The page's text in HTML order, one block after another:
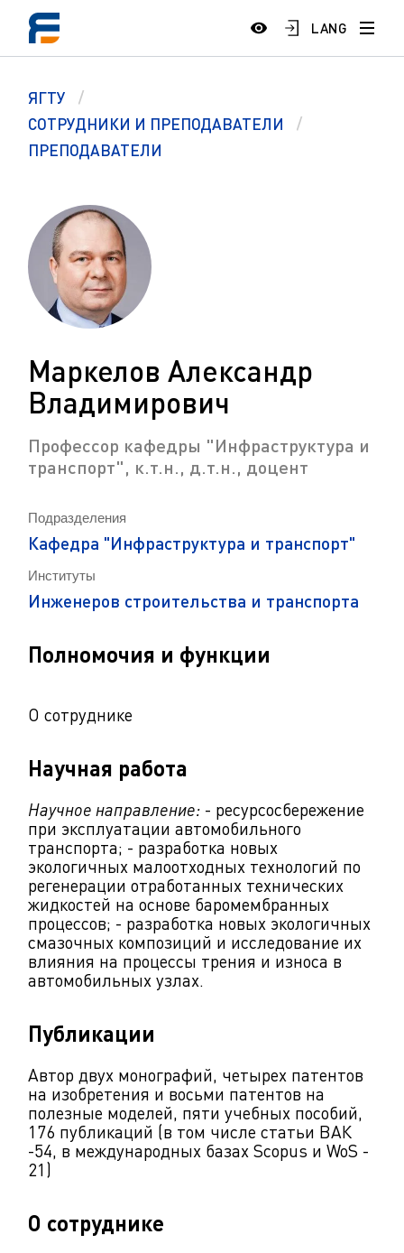
LANG
ЯГТУ
СОТРУДНИКИ И ПРЕПОДАВАТЕЛИ
ПРЕПОДАВАТЕЛИ
Маркелов Александр
Владимирович
Профессор кафедры "Инфраструктура и
транспорт", к.т.н., д.т.н., доцент
Подразделения
Кафедра "Инфраструктура и транспорт"
Институты
Инженеров строительства и транспорта
Полномочия и функции
О сотруднике
Научная работа
Научное направление: - ресурсосбережение
при эксплуатации автомобильного
транспорта; - разработка новых
экологичных малоотходных технологий по
регенерации отработанных технических
жидкостей на основе баромембранных
процессов; - разработка новых экологичных
смазочных композиций и исследование их
влияния на процессы трения и износа в
автомобильных узлах.
Публикации
Автор двух монографий, четырех патентов
на изобретения и восьми патентов на
полезные моделей, пяти учебных пособий,
176 публикаций (в том числе статьи ВАК
-54, в международных базах Scopus и WoS -
21)
О сотруднике